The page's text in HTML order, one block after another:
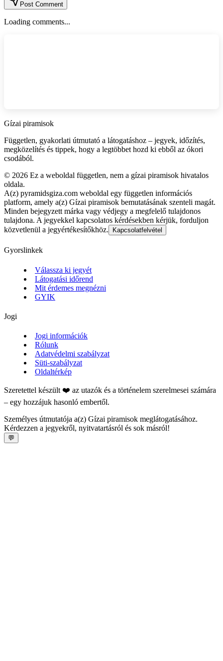
Post Comment
Loading comments...
Gízai piramisok
Független, gyakorlati útmutató a látogatáshoz – jegyek, időzítés,
megközelítés és tippek, hogy a legtöbbet hozd ki ebből az ókori
csodából.
© 2026 Ez a weboldal független, nem a gízai piramisok hivatalos
oldala.
A(z) pyramidsgiza.com weboldal egy független információs
platform, amely a(z) Gízai piramisok bemutatásának szenteli magát.
Minden bejegyzett márka vagy védjegy a megfelelő tulajdonos
tulajdona. A jegyekkel kapcsolatos kérdésekben kérjük, forduljon
közvetlenül a jegyértékesítőkhöz.
Kapcsolatfelvétel
Gyorslinkek
Válassza ki jegyét
Látogatási időrend
Mit érdemes megnézni
GYIK
Jogi
Jogi információk
Rólunk
Adatvédelmi szabályzat
Süti-szabályzat
Oldaltérkép
Szeretettel készült ❤️ az utazók és a történelem szerelmesei számára
– egy hozzájuk hasonló embertől.
Személyes útmutatója a(z) Gízai piramisok meglátogatásához.
Kérdezzen a jegyekről, nyitvatartásról és sok másról!
💬